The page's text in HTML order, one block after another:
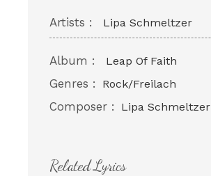
Artists : Lipa Schmeltzer
Album : Leap Of Faith
Genres : Rock/Freilach
Composer : Lipa Schmeltzer
Related Lyrics